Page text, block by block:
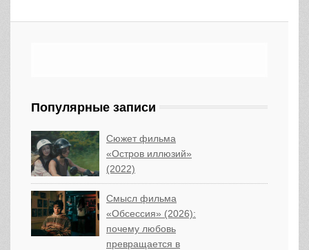
Популярные записи
Сюжет фильма
«Остров иллюзий»
(2022)
Смысл фильма
«Обсессия» (2026):
почему любовь
превращается в